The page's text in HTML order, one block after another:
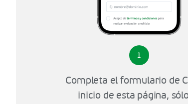
1
Completa el formulario de
inicio de esta página,